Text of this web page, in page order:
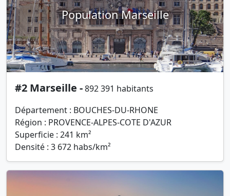
Population Marseille
#2 Marseille -892 391 habitants
Département : BOUCHES-DU-RHONE
Région : PROVENCE-ALPES-COTE D'AZUR
Superficie : 241 km²
Densité : 3 672 habs/km²